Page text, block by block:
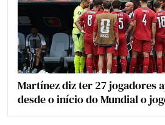
Martínez diz ter 27 jogadores
desde o início do Mundial o